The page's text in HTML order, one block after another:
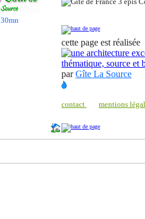
30mn
cette page est réalisée
parGîte La Source
contact mentions léga